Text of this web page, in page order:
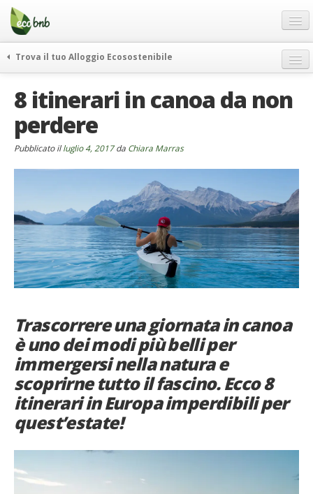
Menu
Salta
contenuto
Offerte Speciali
Regali
FAQ
Chi Siamo
Partner
Italiano
German
English
French
Italiano
Trova il tuo Alloggio Ecosostenibile
itinerari
curiosità
vivere e viaggiare verde
rassegna stampa
8 itinerari in canoa da non
perdere
Pubblicato illuglio 4, 2017da Chiara Marras
Trascorrere una giornata in canoa
è uno dei modi più belli per
immergersi nella natura e
scoprirne tutto il fascino. Ecco 8
itinerari in Europa imperdibili per
quest’estate!